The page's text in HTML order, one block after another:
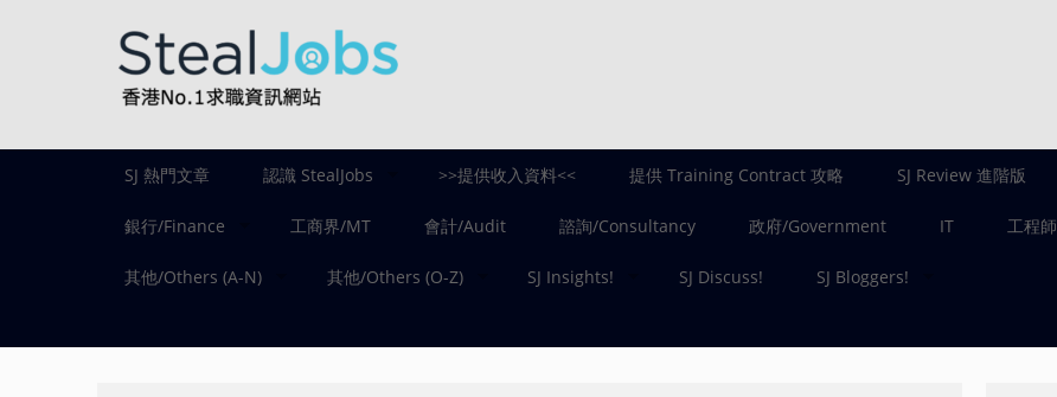
SJ 熱門文章 認識 StealJobs >>提供收入資料<< 提供 Training Contract 攻略 SJ Review 進階版
銀行/Finance 工商界/MT 會計/Audit 諮詢/Consultancy 政府/Government IT 工程
其他/Others (A-N) 其他/Others (O-Z) SJ Insights! SJ Discuss! SJ Bloggers!